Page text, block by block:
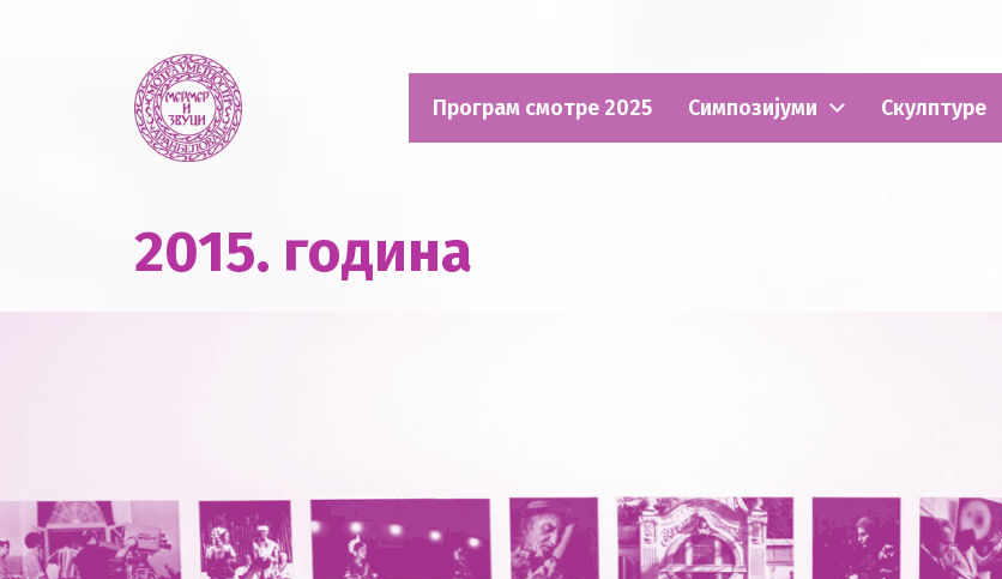
Смотра уметности "Мермер и звуци"Програм смотре 2025 Симпозијуми Скулптуре
2015. година